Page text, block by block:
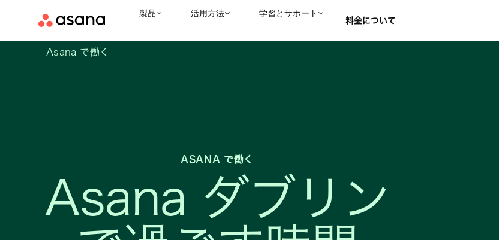
製品 活用方法 学習とサポート
料金について
Asana で働く
ASANA で働く
Asana ダブリン